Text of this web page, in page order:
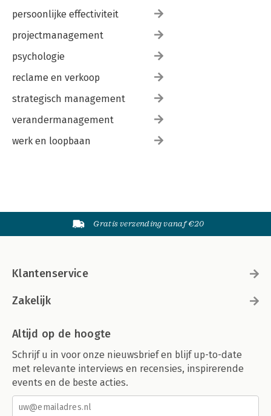
persoonlijke effectiviteit
projectmanagement
psychologie
reclame en verkoop
strategisch management
verandermanagement
werk en loopbaan
Gratis verzending vanaf €20
Klantenservice
Zakelijk
Altijd op de hoogte
Schrijf u in voor onze nieuwsbrief en blijf up-to-date
met relevante interviews en recensies, inspirerende
events en de beste acties.